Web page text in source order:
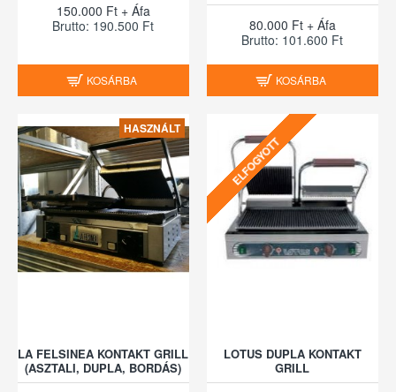
150.000 Ft + Áfa
Brutto: 190.500 Ft
KOSÁRBA
80.000 Ft + Áfa
Brutto: 101.600 Ft
KOSÁRBA
HASZNÁLT
LA FELSINEA KONTAKT GRILL
(ASZTALI, DUPLA, BORDÁS)
ELFOGYOTT
LOTUS DUPLA KONTAKT
GRILL